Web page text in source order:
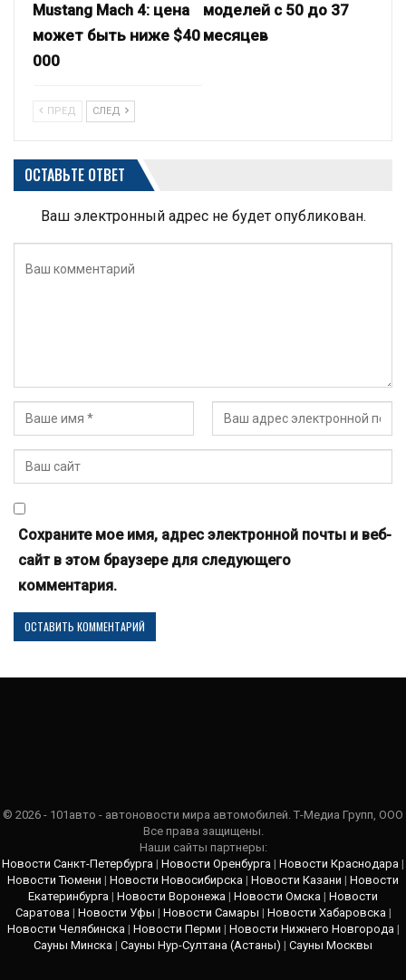
Mustang Mach 4: цена
может быть ниже $40
000
моделей с 50 до 37
месяцев
ПРЕД СЛЕД
ОСТАВЬТЕ ОТВЕТ
Ваш электронный адрес не будет опубликован.
Сохраните мое имя, адрес электронной почты и веб-
сайт в этом браузере для следующего
комментария.
© 2026 - 101авто - автоновости мира автомобилей. Т-Медиа Групп, ООО
Все права защищены.
Наши сайты партнеры:
Новости Санкт-Петербурга | Новости Оренбурга | Новости Краснодара |
Новости Тюмени | Новости Новосибирска | Новости Казани | Новости
Екатеринбурга | Новости Воронежа | Новости Омска | Новости
Саратова| Новости Уфы | Новости Самары | Новости Хабаровска|
Новости Челябинска| Новости Перми | Новости Нижнего Новгорода|
Сауны Минска | Сауны Нур-Султана (Астаны) | Сауны Москвы